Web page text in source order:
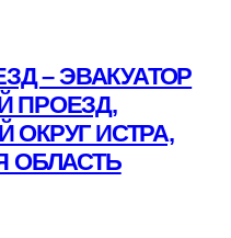
– ЭВАКУАТОР
ПРОЕЗД,
ИСТРА,
ОБЛАСТЬ